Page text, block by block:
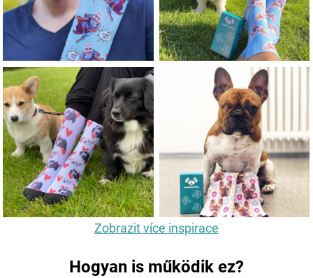
Zobrazit více inspirace
Hogyan is működik ez?